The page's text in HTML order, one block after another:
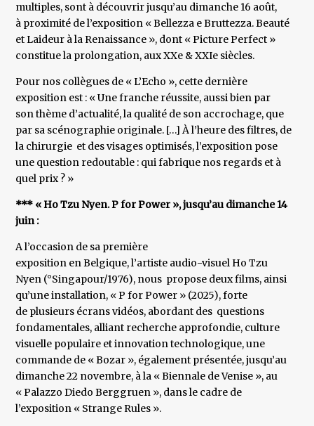
multiples, sont à découvrir jusqu’au dimanche 16 août,
à proximité de l’exposition « Bellezza e Bruttezza. Beauté
et Laideur à la Renaissance », dont « Picture Perfect »
constitue la prolongation, aux XXe & XXIe siècles.
Pour nos collègues de « L’Echo », cette dernière
exposition est : « Une franche réussite, aussi bien par
son thème d’actualité, la qualité de son accrochage, que
par sa scénographie originale. […]​​​​​​​ À l’heure des filtres, de
la chirurgie et des visages optimisés, l’exposition pose
une question redoutable : qui fabrique nos regards et à
quel prix ? »
*** « Ho Tzu Nyen. P for Power », jusqu’au dimanche 14
juin :
A l’occasion de sa première
exposition en Belgique, l’artiste audio-visuel Ho Tzu
Nyen (°Singapour/1976), nous propose deux films, ainsi
qu’une installation, « P for Power » (2025), forte
de plusieurs écrans vidéos, abordant des questions
fondamentales, alliant recherche approfondie, culture
visuelle populaire et innovation technologique, une
commande de « Bozar », également présentée, jusqu’au
dimanche 22 novembre, à la « Biennale de Venise », au
« Palazzo Diedo Berggruen », dans le cadre de
l’exposition « Strange Rules ».